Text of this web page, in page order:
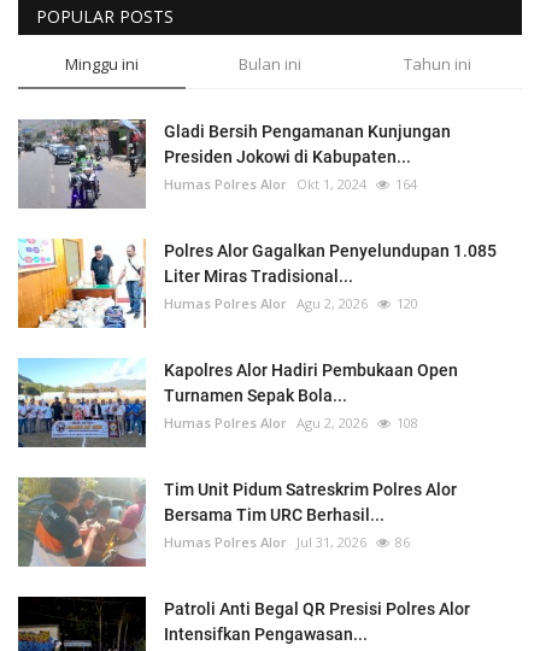
POPULAR POSTS
Minggu ini Bulan ini Tahun ini
Gladi Bersih Pengamanan Kunjungan
Presiden Jokowi di Kabupaten...
Humas Polres Alor Okt 1, 2024 164
Polres Alor Gagalkan Penyelundupan 1.085
Liter Miras Tradisional...
Humas Polres Alor Agu 2, 2026 120
Kapolres Alor Hadiri Pembukaan Open
Turnamen Sepak Bola...
Humas Polres Alor Agu 2, 2026 108
Tim Unit Pidum Satreskrim Polres Alor
Bersama Tim URC Berhasil...
Humas Polres Alor Jul 31, 2026 86
Patroli Anti Begal QR Presisi Polres Alor
Intensifkan Pengawasan...